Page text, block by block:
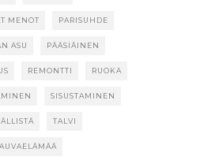
MENOT PARISUHDE
ASU PÄÄSIÄINEN
REMONTTI RUOKA
SISUSTAMINEN
TALVI